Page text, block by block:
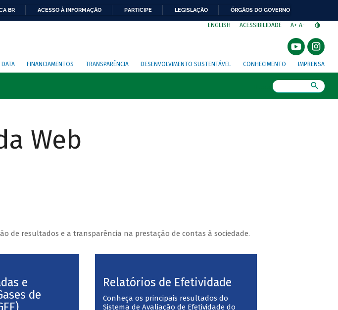
BR ACESSO À INFORMAÇÃO PARTICIPE LEGISLAÇÃO ÓRGÃOS DO GOVERNO
ENGLISH ACESSIBILIDADE A+ A-
DATA FINANCIAMENTOS TRANSPARÊNCIA DESENVOLVIMENTO SUSTENTÁVEL CONHECIMENTO IMPRENSA
Web
de resultados e a transparência na prestação de contas à sociedade.
e
de
Relatórios de Efetividade
Conheça os principais resultados do
Sistema de Avaliação de Efetividade do